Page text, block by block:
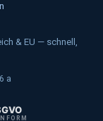
& EU — schnell,
a